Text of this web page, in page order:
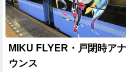
MIKU FLYER・戸閉時アナ
ウンス